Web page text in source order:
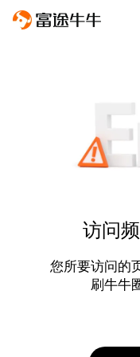
访问
您所要访问的
刷牛牛